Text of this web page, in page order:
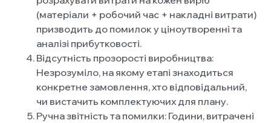
(матеріали + робочий час + накладні витрати)
призводить до помилок у ціноутворенні та
аналізі прибутковості.
Відсутність прозорості виробництва:
Незрозуміло, на якому етапі знаходиться
конкретне замовлення, хто відповідальний,
чи вистачить комплектуючих для плану.
Ручна звітність та помилки: Години, витрачені